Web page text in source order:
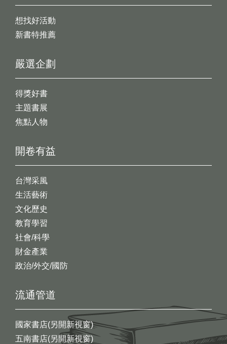
想找好活動
新書特推薦
開卷有益
台灣采風
生活藝術
文化歷史
教育學習
社會/科學
財金產業
政治/外交/國防
嚴選企劃
得獎好書
主題書展
焦點人物
流通管道
國家書店(另開新視窗)
五南書店(另開新視窗)